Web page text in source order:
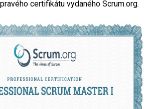
certifikátu vydaného Scrum.org.